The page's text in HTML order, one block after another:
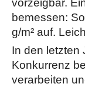
vorzeigbar.
bemessen:
g/m² auf.
In den letzten
Konkurrenz
verarbeiten